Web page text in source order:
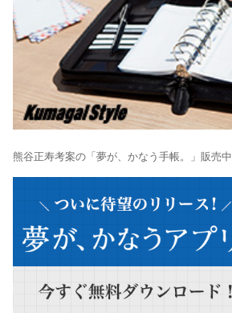
熊谷正寿考案の「夢が、かなう手帳。」販売中